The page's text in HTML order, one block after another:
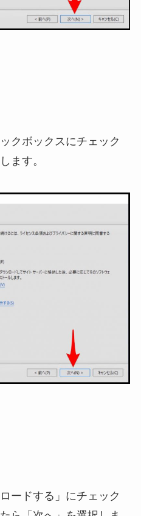
クボックスにチェック
ます。
ードする」にチェック